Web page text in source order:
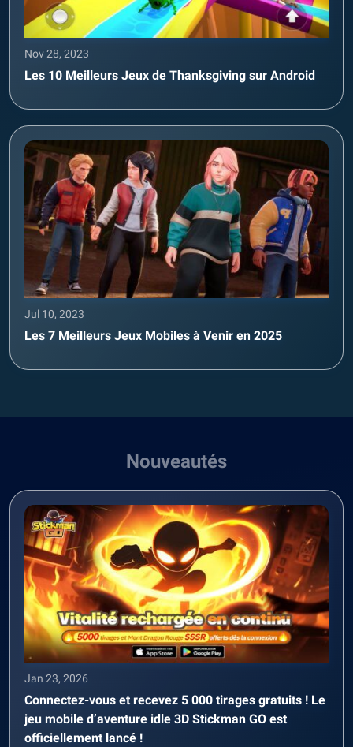
Nov 28, 2023
Les 10 Meilleurs Jeux de Thanksgiving sur Android
Jul 10, 2023
Les 7 Meilleurs Jeux Mobiles à Venir en 2025
Nouveautés
Jan 23, 2026
Connectez-vous et recevez 5 000 tirages gratuits ! Le
jeu mobile d’aventure idle 3D Stickman GO est
officiellement lancé !